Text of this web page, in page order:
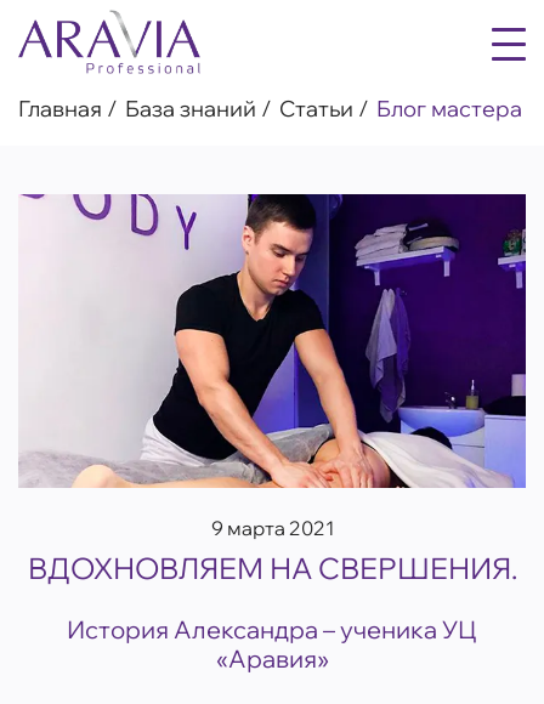
Главная База знаний Статьи Блог мастера
9 марта 2021
ВДОХНОВЛЯЕМ НА СВЕРШЕНИЯ.
История Александра – ученика УЦ
«Аравия»